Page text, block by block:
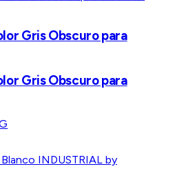
Gris Obscuro para
Gris Obscuro para